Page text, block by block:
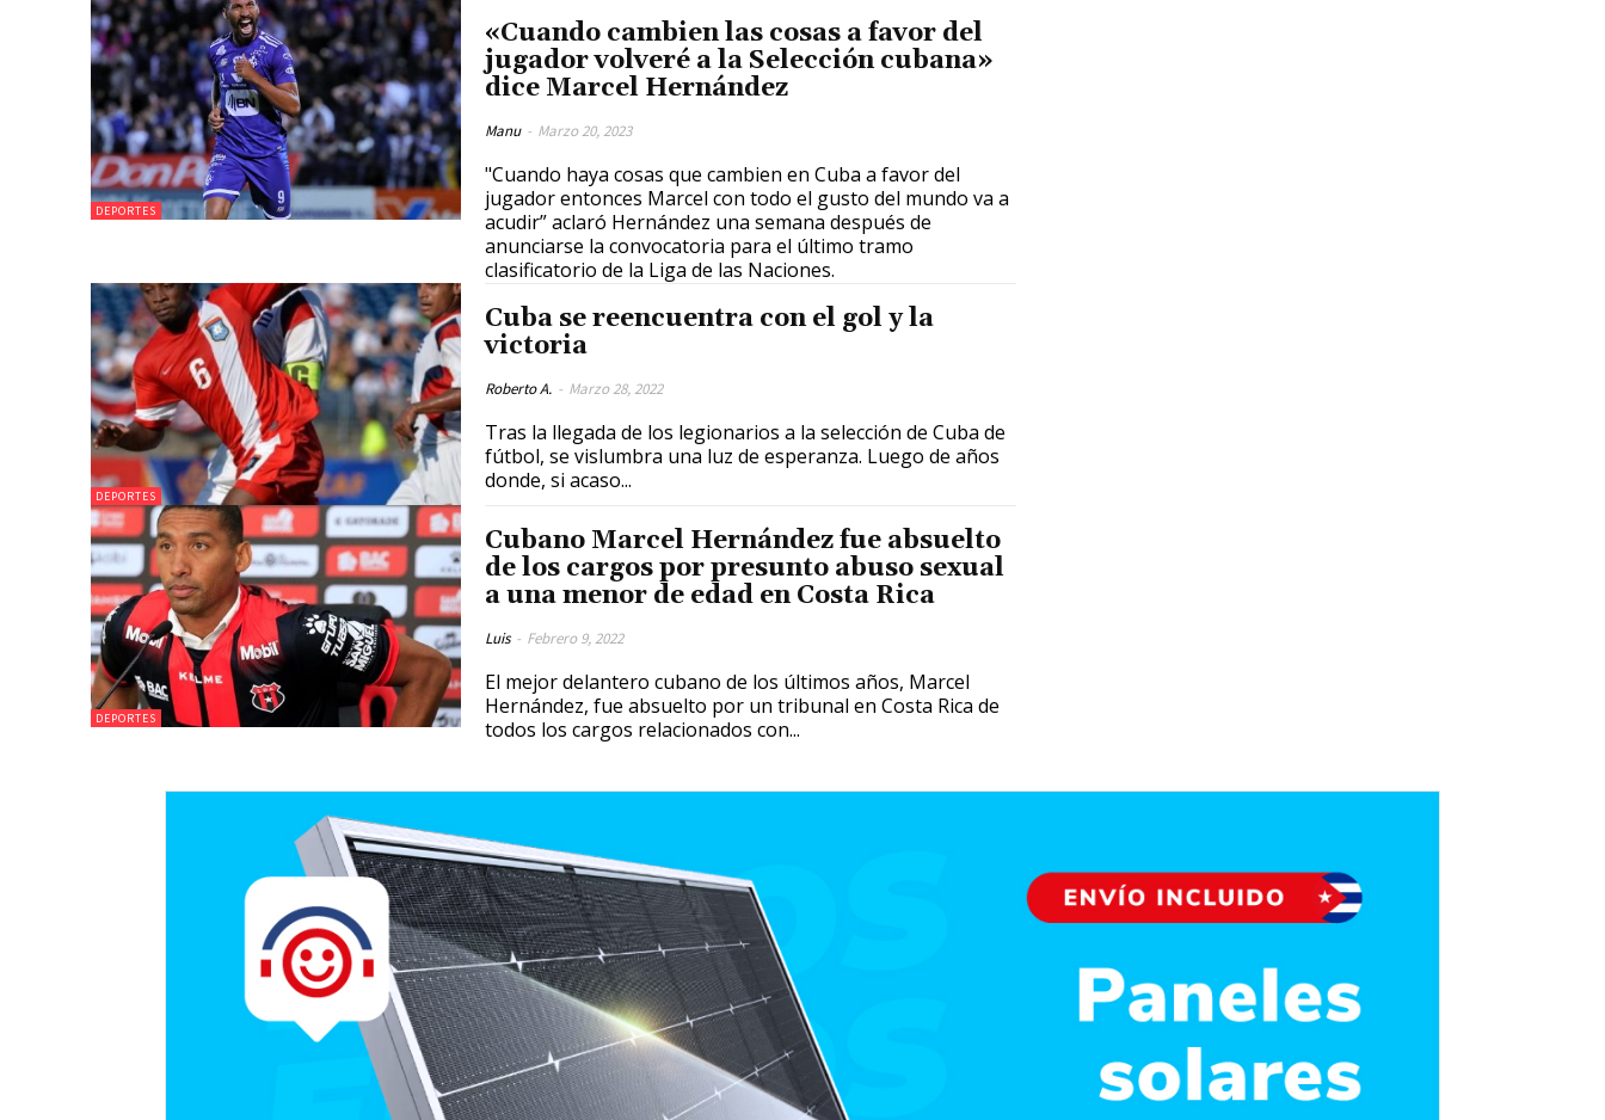
DEPORTES
«Cuando cambien las cosas a favor del
jugador volveré a la Selección cubana»
dice Marcel Hernández
Manu - Marzo 20, 2023
"Cuando haya cosas que cambien en Cuba a favor del
jugador entonces Marcel con todo el gusto del mundo va a
acudir” aclaró Hernández una semana después de
anunciarse la convocatoria para el último tramo
clasificatorio de la Liga de las Naciones.
DEPORTES
Cuba se reencuentra con el gol y la
victoria
Roberto A. - Marzo 28, 2022
Tras la llegada de los legionarios a la selección de Cuba de
fútbol, se vislumbra una luz de esperanza. Luego de años
donde, si acaso...
DEPORTES
Cubano Marcel Hernández fue absuelto
de los cargos por presunto abuso sexual
a una menor de edad en Costa Rica
Luis - Febrero 9, 2022
El mejor delantero cubano de los últimos años, Marcel
Hernández, fue absuelto por un tribunal en Costa Rica de
todos los cargos relacionados con...